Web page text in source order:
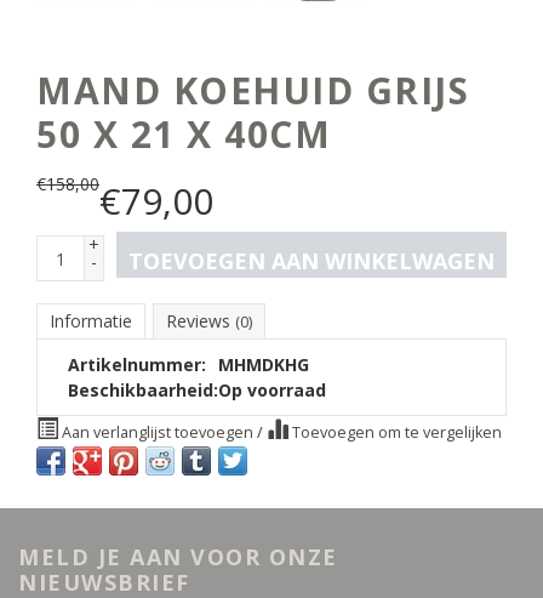
MAND KOEHUID GRIJS
50 X 21 X 40CM
€158,00€79,00
+
- TOEVOEGEN AAN WINKELWAGEN
Informatie Reviews (0)
Artikelnummer:
MHMDKHG
Beschikbaarheid:Op voorraad
Aan verlanglijst toevoegen / Toevoegen om te vergelijken
MELD JE AAN VOOR ONZE
NIEUWSBRIEF